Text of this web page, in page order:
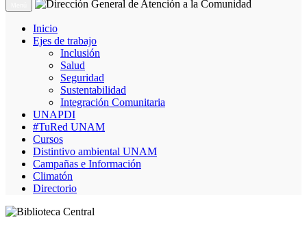
Inicio
Ejes de trabajo
Inclusión
Salud
Seguridad
Sustentabilidad
Integración Comunitaria
UNAPDI
#TuRed UNAM
Cursos
Distintivo ambiental UNAM
Campañas e Información
Climatón
Directorio